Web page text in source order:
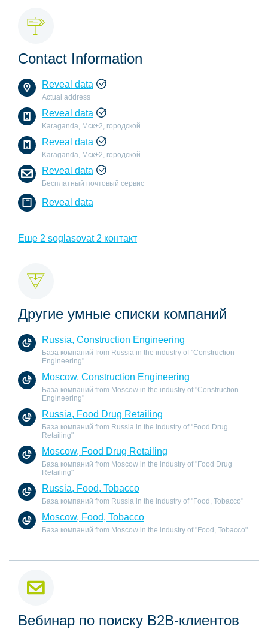
Contact Information
Reveal data
Actual address
Reveal data
Karaganda, Мск+2, городской
Reveal data
Karaganda, Мск+2, городской
Reveal data
Бесплатный почтовый сервис
Reveal data
Еще 2 soglasovat 2 контакт
Другие умные списки компаний
Russia, Construction Engineering
База компаний from Russia in the industry of "Construction
Engineering"
Moscow, Construction Engineering
База компаний from Moscow in the industry of "Construction
Engineering"
Russia, Food Drug Retailing
База компаний from Russia in the industry of "Food Drug
Retailing"
Moscow, Food Drug Retailing
База компаний from Moscow in the industry of "Food Drug
Retailing"
Russia, Food, Tobacco
База компаний from Russia in the industry of "Food, Tobacco"
Moscow, Food, Tobacco
База компаний from Moscow in the industry of "Food, Tobacco"
Вебинар по поиску B2B-клиентов